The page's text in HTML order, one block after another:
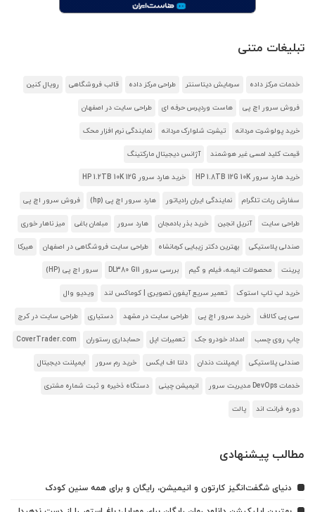
تبلیغات متنی
خدمات مرکز داده سرمایش دیتاسنتر طراحی مرکز داده قالب فروشگاهی رویال کنین
فروش سرور اچ پی هاست وردپرس حرفه ای طراحی سایت در اصفهان
خرید پولوشرت مردانه تیشرت شلوارک مردانه نمایندگی نرم افزار محک
قیمت کلید لمسی غیر هوشمند آژانس دیجیتال مارکتینگ
خرید هارد سرور HP 1.8TB 12G 10K خرید هارد سرور HP 1.2TB 10K 12G
سفارش ربات تلگرام نمایندگی ایران رادیاتور هارد سرور اچ پی (hp) فروش سرور اچ پی
طراحی سایت آنریل انجین خرید بذر بادمجان هارد سرور مبلمان باغی میز ناهار خوری
صندلی پلاستیکی بهترین دکتر زیبایی کرمانشاه طراحی سایت فروشگاهی در اصفهان هیرکا
پرینت محصولات انیمه، فیلم و گیم بررسی سرور DL380 G11 سرور اچ پی (HP)
خرید لپ تاپ استوک تعمیر سریع آیفون تصویری | کوماکس لند ویدیو وال
سی پی کالاف خرید سرور اچ پی طراحی سایت در مشهد دستیاری طراحی سایت در کرج
چاپ روی چسب امداد خودرو جک تعمیرات اپل حسابداری رستوران CoverTrader.com
صندلی پلاستیکی ایمپلنت دندان دلتا اف ایکس خرید رم سرور ایمپلنت دیجیتال
خدمات DevOps مدیریت سرور انیمیشن چینی دستگاه ذخیره و ثبت شماره مشتری
دوره فرانت اند پالت
مطالب پیشنهادی
دنیای شگفت‌انگیز کارتون و انیمیشن، رایگان و برای همه سنین کودک